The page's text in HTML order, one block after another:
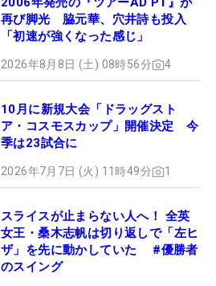
再び脚光 脇元華、穴井詩も投入
「初速が強くなった感じ」
2026年8月8日 (土) 08時56分 4
10月に新規大会「ドラッグスト
ア・コスモスカップ」開催決定 今
季は23試合に
2026年7月7日 (火) 11時49分 1
スライスが止まらない人へ！ 全英
女王・桑木志帆は切り返しで「左ヒ
ザ」を先に動かしていた #優勝者
のスイング